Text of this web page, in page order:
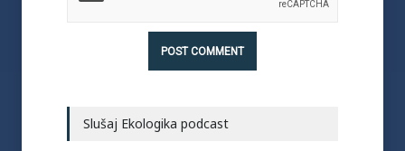
Slušaj Ekologika podcast